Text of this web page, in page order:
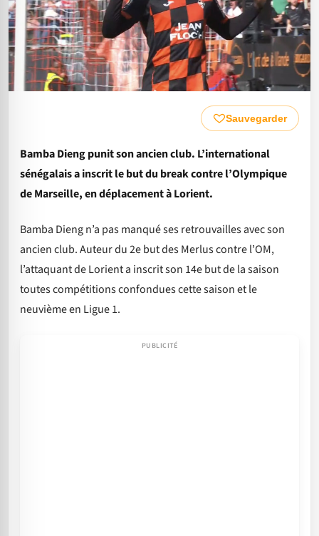
Sauvegarder
Bamba Dieng punit son ancien club. L’international
sénégalais a inscrit le but du break contre l’Olympique
de Marseille, en déplacement à Lorient.
Bamba Dieng n’a pas manqué ses retrouvailles avec son
ancien club. Auteur du 2e but des Merlus contre l’OM,
l’attaquant de Lorient a inscrit son 14e but de la saison
toutes compétitions confondues cette saison et le
neuvième en Ligue 1.